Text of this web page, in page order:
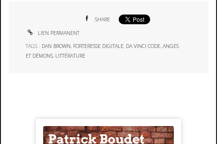
SHARE
LIEN PERMANENT
TAGS : DAN BROWN, FORTERESSE DIGITALE, DA VINCI CODE,ANGES
ET DÉMONS, LITTÉRATURE